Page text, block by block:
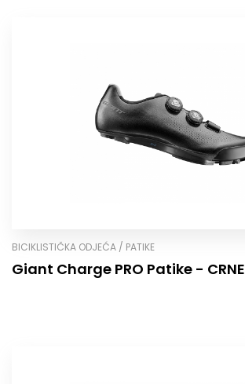
BICIKLISTIČKA ODJEĆA / PATIKE
Giant Charge PRO Patike - CRNE